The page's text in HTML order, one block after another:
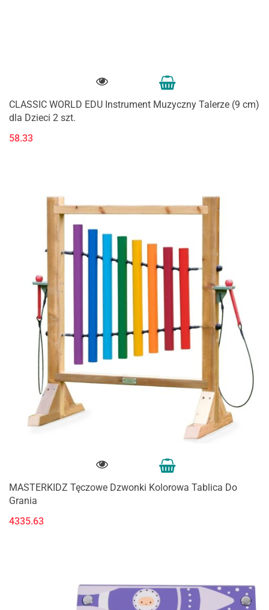
CLASSIC WORLD EDU Instrument Muzyczny Talerze (9 cm)
dla Dzieci 2 szt.
58.33
MASTERKIDZ Tęczowe Dzwonki Kolorowa Tablica Do
Grania
4335.63